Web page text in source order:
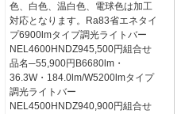
色、白色、温白色、電球色は加工
対応となります。Ra83省エネタイ
プ6900lmタイプ調光ライトバー
NEL4600HNDZ945,500円組合せ
品名─55,900円B6680lm・
36.3W・184.0lm/W5200lmタイプ
調光ライトバー
NEL4500HNDZ940,900円組合せ